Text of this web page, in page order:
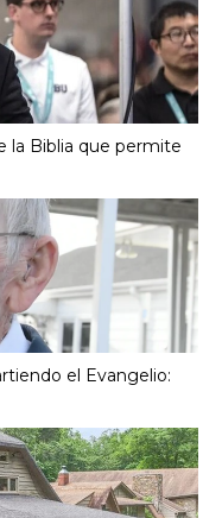
la Biblia que permite
el Evangelio: